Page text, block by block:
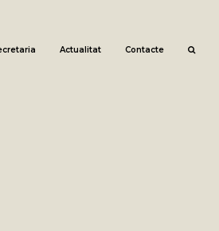
Actualitat Contacte